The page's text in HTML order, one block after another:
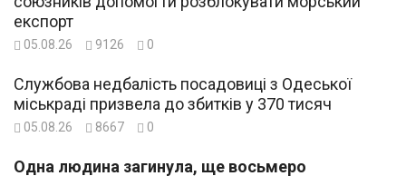
експорт
05.08.26 9126 0
Службова недбалість посадовиці з Одеської
міськраді призвела до збитків у 370 тисяч
05.08.26 8667 0
Одна людина загинула, ще восьмеро